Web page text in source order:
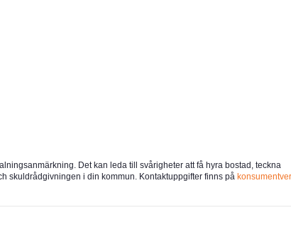
Det kan leda till svårigheter att få hyra bostad, teckna
skuldrådgivningen i din kommun. Kontaktuppgifter finns på